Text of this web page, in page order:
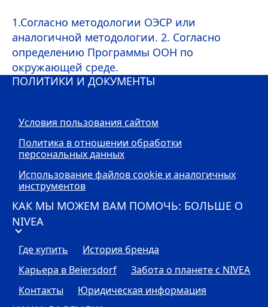
1.Согласно методологии ОЭСР или
аналогичной методологии. 2. Согласно
определению Программы ООН по
окружающей среде.
ПОЛИТИКИ И ДОКУМЕНТЫ
Условия пользования сайтом
Политика в отношении обработки
персональных данных
Использование файлов cookie и аналогичных
инструментов
КАК МЫ МОЖЕМ ВАМ ПОМОЧЬ: БОЛЬШЕ О
NIVEA
Где купить
История бренда
Карьера в Beiersdorf
Забота о планете с NIVEA
Контакты
Юридическая информация